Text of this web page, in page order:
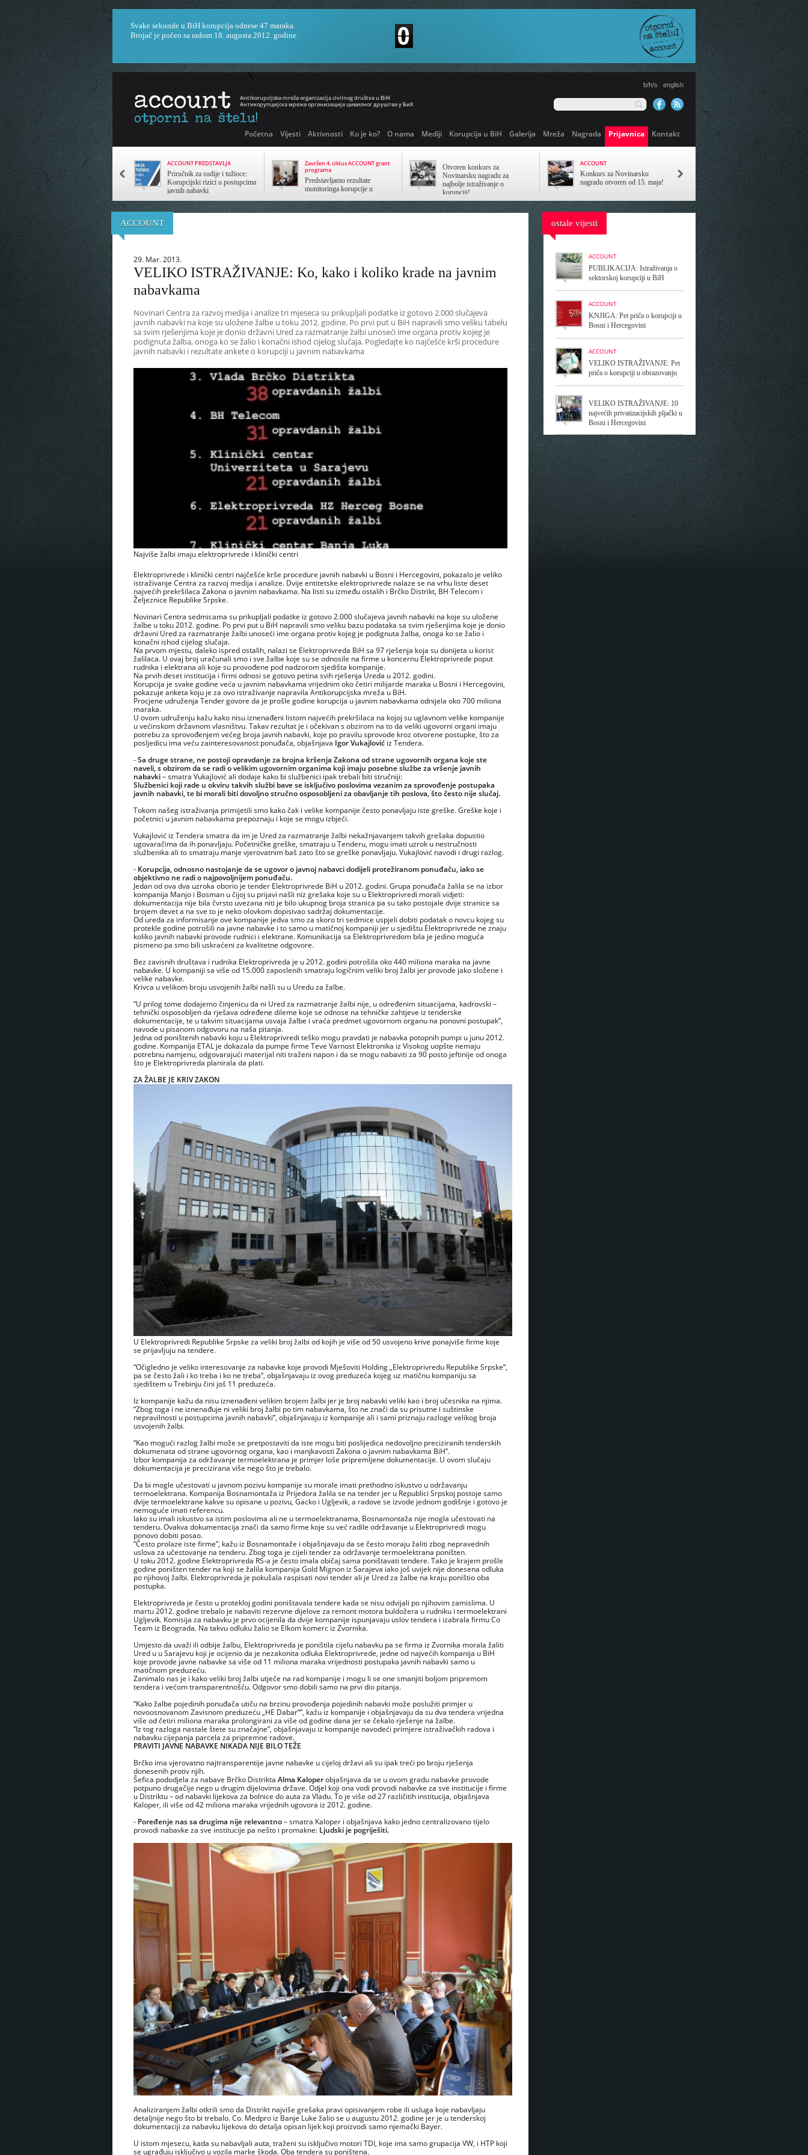
Svake sekunde u BiH korupcija odnese 47 maraka.
Brojač je počeo sa radom 18. augusta 2012. godine.
b/h/s english
Početna Vijesti Aktivnosti Ko je ko? O nama Mediji Korupcija u BiH Galerija Mreža Nagrada Prijavnica Kontakt
ACCOUNT PREDSTAVLJA
Priručnik za sudije i tužioce:
Korupcijski rizici u postupcima
javnih nabavki
Završen 4. ciklus ACCOUNT grant
programa
Predstavljamo rezultate
monitoringa korupcije u
Otvoren konkurs za
Novinarsku nagradu za
najbolje istraživanje o
korupciji!
ACCOUNT
Konkurs za Novinarsku
nagradu otvoren od 15. maja!
PREDSTAVLJENA ANALIZA
Koliko košta diploma u BiH?
ACCOUNT
29. Mar. 2013.
VELIKO ISTRAŽIVANJE: Ko, kako i koliko krade na javnim
nabavkama
Novinari Centra za razvoj medija i analize tri mjeseca su prikupljali podatke iz gotovo 2.000 slučajeva
javnih nabavki na koje su uložene žalbe u toku 2012. godine. Po prvi put u BiH napravili smo veliku tabelu
sa svim rješenjima koje je donio državni Ured za razmatranje žalbi unoseći ime organa protiv kojeg je
podignuta žalba, onoga ko se žalio i konačni ishod cijelog slučaja. Pogledajte ko najčešće krši procedure
javnih nabavki i rezultate ankete o korupciji u javnim nabavkama
Najviše žalbi imaju elektroprivrede i klinički centri
Elektroprivrede i klinički centri najčešće krše procedure javnih nabavki u Bosni i Hercegovini, pokazalo je veliko
istraživanje Centra za razvoj medija i analize. Dvije entitetske elektroprivrede nalaze se na vrhu liste deset
najvećih prekršilaca Zakona o javnim nabavkama. Na listi su između ostalih i Brčko Distrikt, BH Telecom i
Željeznice Republike Srpske.
Novinari Centra sedmicama su prikupljali podatke iz gotovo 2.000 slučajeva javnih nabavki na koje su uložene
žalbe u toku 2012. godine. Po prvi put u BiH napravili smo veliku bazu podataka sa svim rješenjima koje je donio
državni Ured za razmatranje žalbi unoseći ime organa protiv kojeg je podignuta žalba, onoga ko se žalio i
konačni ishod cijelog slučaja.
Na prvom mjestu, daleko ispred ostalih, nalazi se Elektroprivreda BiH sa 97 rješenja koja su donijeta u korist
žalilaca. U ovaj broj uračunali smo i sve žalbe koje su se odnosile na firme u koncernu Elektroprivrede poput
rudnika i elektrana ali koje su provođene pod nadzorom sjedišta kompanije.
Na prvih deset institucija i firmi odnosi se gotovo petina svih rješenja Ureda u 2012. godini.
Korupcija je svake godine veća u javnim nabavkama vrijednim oko četiri milijarde maraka u Bosni i Hercegovini,
pokazuje anketa koju je za ovo istraživanje napravila Antikorupcijska mreža u BiH.
Procjene udruženja Tender govore da je prošle godine korupcija u javnim nabavkama odnijela oko 700 miliona
maraka.
U ovom udruženju kažu kako nisu iznenađeni listom najvećih prekršilaca na kojoj su uglavnom velike kompanije
u većinskom državnom vlasništvu. Takav rezultat je i očekivan s obzirom na to da veliki ugovorni organi imaju
potrebu za sprovođenjem većeg broja javnih nabavki, koje po pravilu sprovode kroz otvorene postupke, što za
posljedicu ima veću zainteresovanost ponuđača, objašnjava Igor Vukajlović iz Tendera.
-Sa druge strane, ne postoji opravdanje za brojna kršenja Zakona od strane ugovornih organa koje ste
naveli, s obzirom da se radi o velikim ugovornim organima koji imaju posebne službe za vršenje javnih
nabavki– smatra Vukajlović ali dodaje kako bi službenici ipak trebali biti stručniji:
Službenici koji rade u okviru takvih službi bave se isključivo poslovima vezanim za sprovođenje postupaka
javnih nabavki, te bi morali biti dovoljno stručno osposobljeni za obavljanje tih poslova, što često nije slučaj.
Tokom našeg istraživanja primijetili smo kako čak i velike kompanije često ponavljaju iste greške. Greške koje i
početnici u javnim nabavkama prepoznaju i koje se mogu izbjeći.
Vukajlović iz Tendera smatra da im je Ured za razmatranje žalbi nekažnjavanjem takvih grešaka dopustio
ugovaračima da ih ponavljaju. Početničke greške, smatraju u Tenderu, mogu imati uzrok u nestručnosti
službenika ali to smatraju manje vjerovatnim baš zato što se greške ponavljaju. Vukajlović navodi i drugi razlog.
- Korupcija, odnosno nastojanje da se ugovor o javnoj nabavci dodijeli protežiranom ponuđaču, iako se
objektivno ne radi o najpovoljnijem ponuđaču.
Jedan od ova dva uzroka oborio je tender Elektroprivrede BiH u 2012. godini. Grupa ponuđača žalila se na izbor
kompanija Manjo i Bosman u čijoj su prijavi našli niz grešaka koje su u Elektroprivredi morali vidjeti:
dokumentacija nije bila čvrsto uvezana niti je bilo ukupnog broja stranica pa su tako postojale dvije stranice sa
brojem devet a na sve to je neko olovkom dopisivao sadržaj dokumentacije.
Od ureda za informisanje ove kompanije jedva smo za skoro tri sedmice uspjeli dobiti podatak o novcu kojeg su
protekle godine potrošili na javne nabavke i to samo u matičnoj kompaniji jer u sjedištu Elektroprivrede ne znaju
koliko javnih nabavki provode rudnici i elektrane. Komunikacija sa Elektroprivredom bila je jedino moguća
pismeno pa smo bili uskraćeni za kvalitetne odgovore.
Bez zavisnih društava i rudnika Elektroprivreda je u 2012. godini potrošila oko 440 miliona maraka na javne
nabavke. U kompaniji sa više od 15.000 zaposlenih smatraju logičnim veliki broj žalbi jer provode jako složene i
velike nabavke.
Krivca u velikom broju usvojenih žalbi našli su u Uredu za žalbe.
“U prilog tome dodajemo činjenicu da ni Ured za razmatranje žalbi nije, u određenim situacijama, kadrovski –
tehnički osposobljen da rješava određene dileme koje se odnose na tehničke zahtjeve iz tenderske
dokumentacije, te u takvim situacijama usvaja žalbe i vraća predmet ugovornom organu na ponovni postupak”,
navode u pisanom odgovoru na naša pitanja.
Jedna od poništenih nabavki koju u Elektroprivredi teško mogu pravdati je nabavka potopnih pumpi u junu 2012.
godine. Kompanija ETAL je dokazala da pumpe firme Teve Varnost Elektronika iz Visokog uopšte nemaju
potrebnu namjenu, odgovarajući materijal niti traženi napon i da se mogu nabaviti za 90 posto jeftinije od onoga
što je Elektroprivreda planirala da plati.
ZA ŽALBE JE KRIV ZAKON
U Elektroprivredi Republike Srpske za veliki broj žalbi od kojih je više od 50 usvojeno krive ponajviše firme koje
se prijavljuju na tendere.
“Očigledno je veliko interesovanje za nabavke koje provodi Mješoviti Holding „Elektroprivredu Republike Srpske“,
pa se često žali i ko treba i ko ne treba”, objašnjavaju iz ovog preduzeća kojeg uz matičnu kompaniju sa
sjedištem u Trebinju čini još 11 preduzeća.
Iz kompanije kažu da nisu iznenađeni velikim brojem žalbi jer je broj nabavki veliki kao i broj učesnika na njima.
“Zbog toga i ne iznenađuje ni veliki broj žalbi po tim nabavkama, što ne znači da su prisutne i suštinske
nepravilnosti u postupcima javnih nabavki”, objašnjavaju iz kompanije ali i sami priznaju razloge velikog broja
usvojenih žalbi.
“Kao mogući razlog žalbi može se pretpostaviti da iste mogu biti poslijedica nedovoljno preciziranih tenderskih
dokumenata od strane ugovornog organa, kao i manjkavosti Zakona o javnim nabavkama BiH”.
Izbor kompanija za održavanje termoelektrana je primjer loše pripremljene dokumentacije. U ovom slučaju
dokumentacija je precizirana više nego što je trebalo.
Da bi mogle učestovati u javnom pozivu kompanije su morale imati prethodno iskustvo u održavanju
termoelektrana. Kompanija Bosnamontaža iz Prijedora žalila se na tender jer u Republici Srpskoj postoje samo
dvije termoelektrane kakve su opisane u pozivu, Gacko i Ugljevik, a radove se izvode jednom godišnje i gotovo je
nemoguće imati referencu.
Iako su imali iskustvo sa istim poslovima ali ne u termoelektranama, Bosnamontaža nije mogla učestovati na
tenderu. Ovakva dokumentacija znači da samo firme koje su već radile održavanje u Elektroprivredi mogu
ponovo dobiti posao.
“Često prolaze iste firme”, kažu iz Bosnamontaže i objašnjavaju da se često moraju žaliti zbog nepravednih
uslova za učestovanje na tenderu. Zbog toga je cijeli tender za održavanje termoelektrana poništen.
U toku 2012. godine Elektroprivreda RS-a je često imala običaj sama poništavati tendere. Tako je krajem prošle
godine poništen tender na koji se žalila kompanija Gold Mignon iz Sarajeva iako još uvijek nije donesena odluka
po njihovoj žalbi. Elektroprivreda je pokušala raspisati novi tender ali je Ured za žalbe na kraju poništio oba
postupka.
Elektroprivreda je često u protekloj godini poništavala tendere kada se nisu odvijali po njihovim zamislima. U
martu 2012. godine trebalo je nabaviti rezervne dijelove za remont motora buldožera u rudniku i termoelektrani
Ugljevik. Komisija za nabavku je prvo ocijenila da dvije kompanije ispunjavaju uslov tendera i izabrala firmu Co
Team iz Beograda. Na takvu odluku žalio se Elkom komerc iz Zvornika.
Umjesto da uvaži ili odbije žalbu, Elektroprivreda je poništila cijelu nabavku pa se firma iz Zvornika morala žaliti
Ured u u Sarajevu koji je ocijenio da je nezakonita odluka Elektroprivrede, jedne od najvećih kompanija u BiH
koje provode javne nabavke sa više od 11 miliona maraka vrijednosti postupaka javnih nabavki samo u
matičnom preduzeću.
Zanimalo nas je i kako veliki broj žalbi utječe na rad kompanije i mogu li se one smanjiti boljom pripremom
tendera i većom transparentnošću. Odgovor smo dobili samo na prvi dio pitanja.
“Kako žalbe pojedinih ponuđača utiču na brzinu provođenja pojedinih nabavki može poslužiti primjer u
novoosnovanom Zavisnom preduzeću „HE Dabar“”, kažu iz kompanije i objašnjavaju da su dva tendera vrijedna
više od četiri miliona maraka prolongirani za više od godine dana jer se čekalo rješenje na žalbe.
“Iz tog razloga nastale štete su značajne”, objašnjavaju iz kompanije navodeći primjere istraživačkih radova i
nabavku cijepanja parcela za pripremne radove.
PRAVITI JAVNE NABAVKE NIKADA NIJE BILO TEŽE
Brčko ima vjerovatno najtransparentije javne nabavke u cijeloj državi ali su ipak treći po broju rješenja
donesenih protiv njih.
Šefica pododjela za nabave Brčko Distrikta Alma Kaloperobjašnjava da se u ovom gradu nabavke provode
potpuno drugačije nego u drugim dijelovima države. Odjel koji ona vodi provodi nabavke za sve institucije i firme
u Distriktu – od nabavki lijekova za bolnice do auta za Vladu. To je više od 27 različitih institucija, objašnjava
Kaloper, ili više od 42 miliona maraka vrijednih ugovora iz 2012. godine.
- Poređenje nas sa drugima nije relevantno– smatra Kaloper i objašnjava kako jedno centralizovano tijelo
provodi nabavke za sve institucije pa nešto i promakne: Ljudski je pogriješiti.
Analiziranjem žalbi otkrili smo da Distrikt najviše grešaka pravi opisivanjem robe ili usluga koje nabavljaju
detaljnije nego što bi trebalo. Co. Medpro iz Banje Luke žalio se u augustu 2012. godine jer je u tenderskoj
dokumentaciji za nabavku lijekova do detalja opisan lijek koji proizvodi samo njemački Bayer.
U istom mjesecu, kada su nabavljali auta, traženi su isključivo motori TDI, koje ima samo grupacija VW, i HTP koji
se ugrađuju isključivo u vozila marke škoda. Oba tendera su poništena.
ostale vijesti
ACCOUNT
PUBLIKACIJA: Istraživanja o
sektorskoj korupciji u BiH
ACCOUNT
KNJIGA: Pet priča o korupciji u
Bosni i Hercegovini
ACCOUNT
VELIKO ISTRAŽIVANJE: Pet
priča o korupciji u obrazovanju
VELIKO ISTRAŽIVANJE: 10
najvećih privatizacijskih pljački u
Bosni i Hercegovini